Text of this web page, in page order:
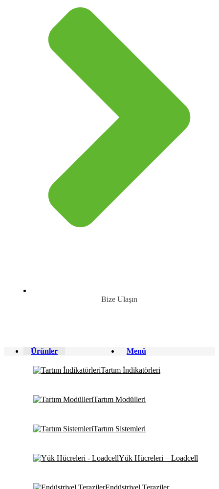
Bize Ulaşın
Menü
Ürünler
Tartım İndikatörleri
Tartım Modülleri
Tartım Sistemleri
Yük Hücreleri – Loadcell
Endüstriyel Teraziler